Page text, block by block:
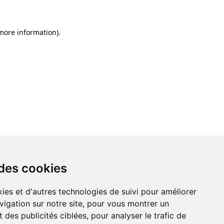
cookies
et d'autres technologies de suivi pour améliorer
sur notre site, pour vous montrer un
des publicités ciblées, pour analyser le trafic de
information).